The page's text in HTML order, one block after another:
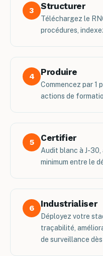
3 Structurer
Téléchargez le
procédures,
4 Produire
Commencez par 1
actions de
5 Certifier
Audit blanc à J-30,
minimum entre le
6 Industrialiser
Déployez votre
traçabilité,
de surveillance dès